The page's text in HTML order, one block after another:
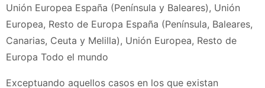
Unión Europea España (Península y Baleares), Unión
Europea, Resto de Europa España (Península, Baleares,
Canarias, Ceuta y Melilla), Unión Europea, Resto de
Europa Todo el mundo
Exceptuando aquellos casos en los que existan